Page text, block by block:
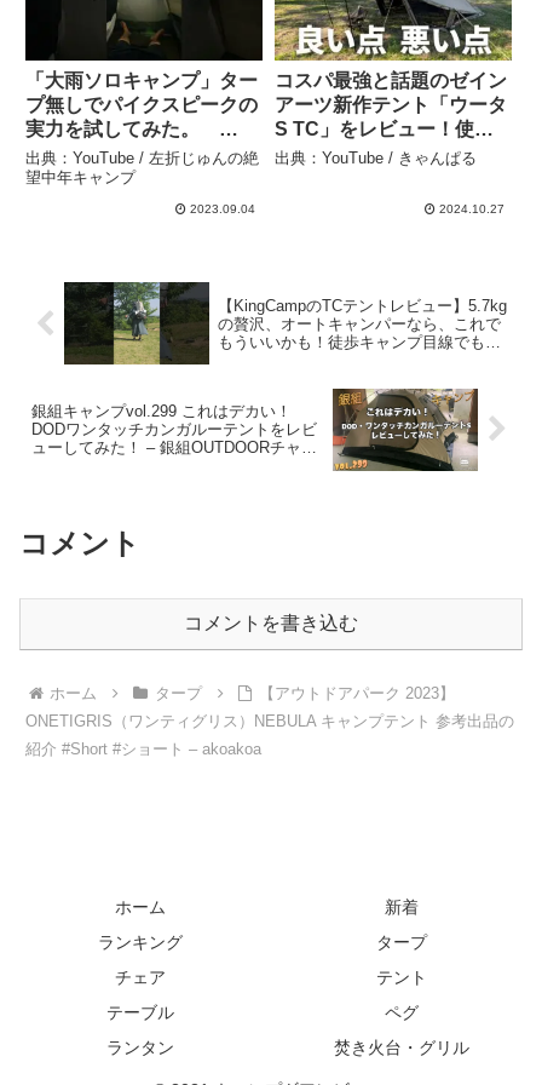
「大雨ソロキャンプ」ター
プ無しでパイクスピークの
実力を試してみた。
#shorts #ソロキャンプ
#camping #パイクスピー
ク #大雨ソロキャンプ #
出典：YouTube / 左折じゅんの絶
望中年キャンプ
2023.09.04
コスパ最強と話題のゼイン
アーツ新作テント「ウータ
S TC」をレビュー！使っ
て分かった良い点と悪い点
出典：YouTube / きゃんぱる
2024.10.27
【KingCampのTCテントレビュー】5.7kg
の贅沢、オートキャンパーなら、これで
もういいかも！徒歩キャンプ目線でもレ
銀組キャンプvol.299 これはデカい！
DODワンタッチカンガルーテントをレビ
ューしてみた！ – 銀組OUTDOORチャン
コメント
コメントを書き込む
ホーム タープ
【アウトドアパーク 2023】
ONETIGRIS（ワンティグリス）NEBULA キャンプテント 参考出品の
紹介 #Short #ショート – akoakoa
ホーム
新着
ランキング
タープ
チェア
テント
テーブル
ペグ
ランタン
焚き火台・グリル